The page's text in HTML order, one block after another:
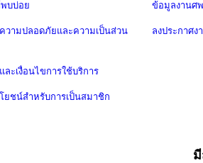
บบ่อย
วามปลอดภัยและความเป็นส่วน
ละเงื่อนไขการใช้บริการ
ยชน์สำหรับการเป็นสมาชิก
ข้อมูลงานศพ
ลงประกาศง